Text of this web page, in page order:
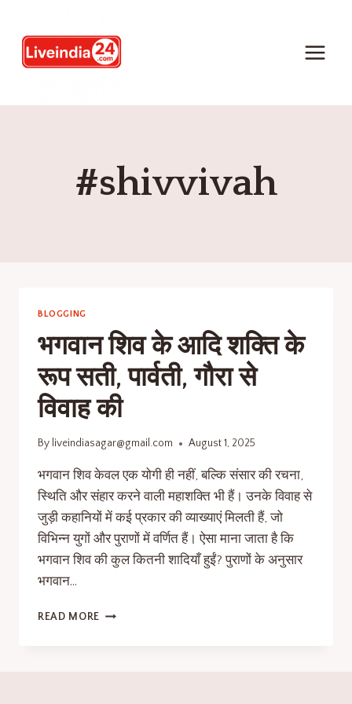
#shivvivah
BLOGGING
भगवान शिव के आदि शक्ति के
रूप सती, पार्वती, गौरा से
विवाह की
By liveindiasagar@gmail.com August 1, 2025
भगवान शिव केवल एक योगी ही नहीं, बल्कि संसार की रचना,
स्थिति और संहार करने वाली महाशक्ति भी हैं। उनके विवाह से
जुड़ी कहानियों में कई प्रकार की व्याख्याएं मिलती हैं, जो
विभिन्न युगों और पुराणों में वर्णित हैं। ऐसा माना जाता है कि
भगवान शिव की कुल कितनी शादियाँ हुईं? पुराणों के अनुसार
भगवान…
READ MORE